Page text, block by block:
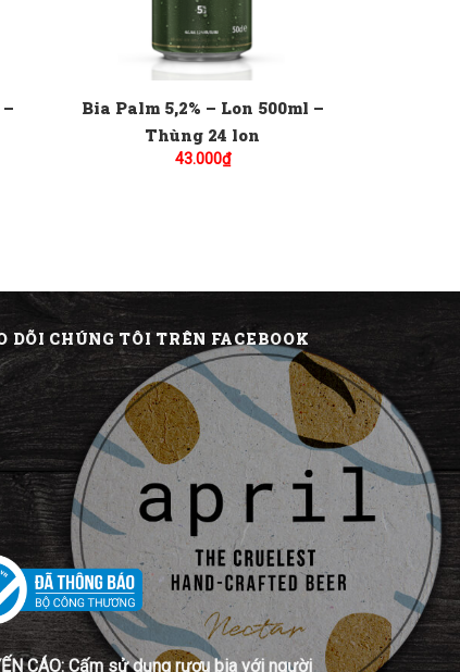
Bia Palm 5,2% – Lon 500ml –
Thùng 24 lon
43.000₫
DÕI CHÚNG TÔI TRÊN FACEBOOK
CÁO: Cấm sử dụng rượu bia với người